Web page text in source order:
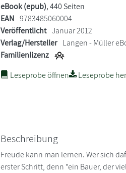
eBook (epub), 440 Seiten
EAN 9783485060004
Veröffentlicht Januar 2012
Verlag/Hersteller Langen - Müller
Familienlizenz
Leseprobe öffnen
Leseprobe
Beschreibung
Freude kann man lernen. Wer sich
erster Schritt, denn "ein Bauer, der